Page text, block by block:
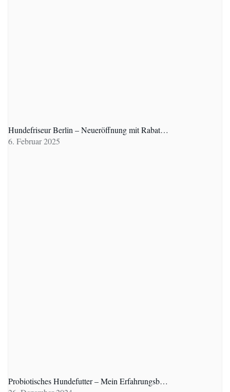
Hundefriseur Berlin – Neueröffnung mit Rabat…
6. Februar 2025
Probiotisches Hundefutter – Mein Erfahrungsb…